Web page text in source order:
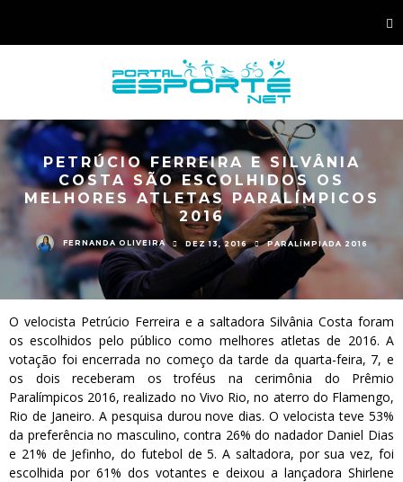
PETRÚCIO FERREIRA E SILVÂNIA
COSTA SÃO ESCOLHIDOS OS
MELHORES ATLETAS PARALÍMPICOS
2016
FERNANDA OLIVEIRA DEZ 13, 2016 PARALÍMPIADA 2016
O velocista Petrúcio Ferreira e a saltadora Silvânia Costa foram
os escolhidos pelo público como melhores atletas de 2016. A
votação foi encerrada no começo da tarde da quarta-feira, 7, e
os dois receberam os troféus na cerimônia do Prêmio
Paralímpicos 2016, realizado no Vivo Rio, no aterro do Flamengo,
Rio de Janeiro. A pesquisa durou nove dias. O velocista teve 53%
da preferência no masculino, contra 26% do nadador Daniel Dias
e 21% de Jefinho, do futebol de 5. A saltadora, por sua vez, foi
escolhida por 61% dos votantes e deixou a lançadora Shirlene